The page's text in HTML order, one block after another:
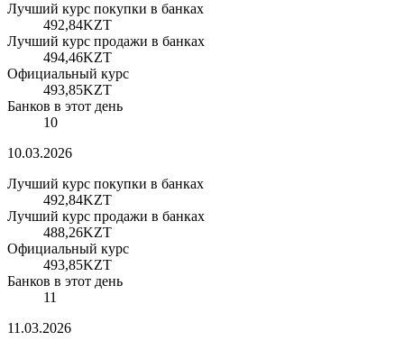
Лучший курс покупки в банках
492,84KZT
Лучший курс продажи в банках
494,46KZT
Официальный курс
493,85KZT
Банков в этот день
10
10.03.2026
Лучший курс покупки в банках
492,84KZT
Лучший курс продажи в банках
488,26KZT
Официальный курс
493,85KZT
Банков в этот день
11
11.03.2026